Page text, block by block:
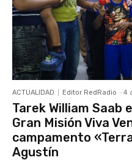
ACTUALIDAD Editor RedRadio - 4
Tarek William Saab
Gran Misión Viva
campamento
Agustín